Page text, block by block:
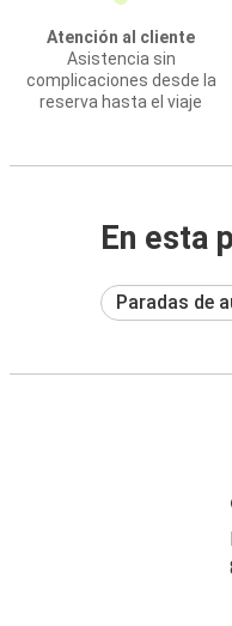
Atención al cliente
Asistencia sin
complicaciones desde la
reserva hasta el viaje
En esta
Paradas de